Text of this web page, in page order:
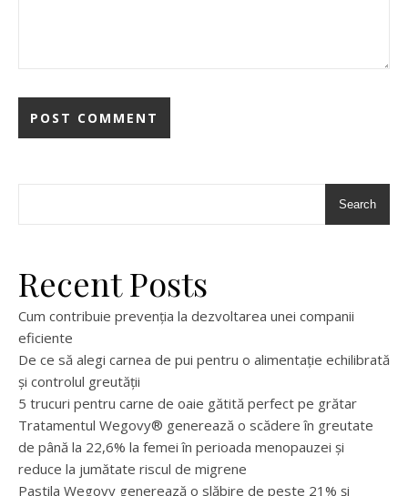
Search
Recent Posts
Cum contribuie prevenția la dezvoltarea unei companii
eficiente
De ce să alegi carnea de pui pentru o alimentație echilibrată
și controlul greutății
5 trucuri pentru carne de oaie gătită perfect pe grătar
Tratamentul Wegovy® generează o scădere în greutate
de până la 22,6% la femei în perioada menopauzei și
reduce la jumătate riscul de migrene
Pastila Wegovy generează o slăbire de peste 21% și